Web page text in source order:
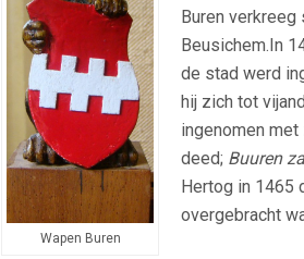
Wapen Buren
Buren verkreeg
Beusichem.In
de stad werd
hij zich tot
ingenomen
deed; Buuren
Hertog in 1465
overgebracht